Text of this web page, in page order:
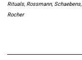
Rituals, Rossmann, Schaebens,
Rocher